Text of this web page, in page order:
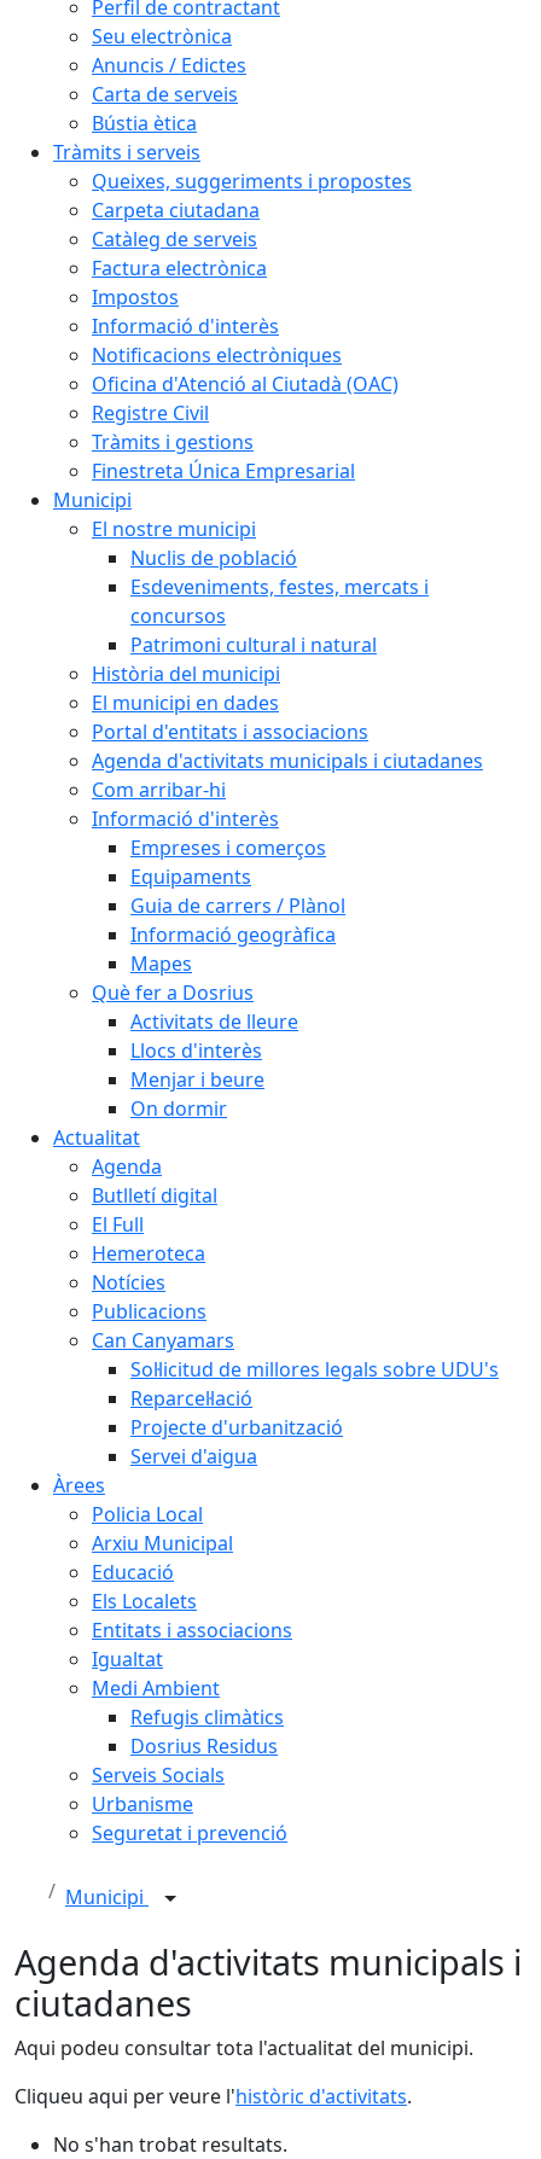
Perfil de contractant
Seu electrònica
Anuncis / Edictes
Carta de serveis
Bústia ètica
Tràmits i serveis
Queixes, suggeriments i propostes
Carpeta ciutadana
Catàleg de serveis
Factura electrònica
Impostos
Informació d'interès
Notificacions electròniques
Oficina d'Atenció al Ciutadà (OAC)
Registre Civil
Tràmits i gestions
Finestreta Única Empresarial
Municipi
El nostre municipi
Nuclis de població
Esdeveniments, festes, mercats i
concursos
Patrimoni cultural i natural
Història del municipi
El municipi en dades
Portal d'entitats i associacions
Agenda d'activitats municipals i ciutadanes
Com arribar-hi
Informació d'interès
Empreses i comerços
Equipaments
Guia de carrers / Plànol
Informació geogràfica
Mapes
Què fer a Dosrius
Activitats de lleure
Llocs d'interès
Menjar i beure
On dormir
Actualitat
Agenda
Butlletí digital
El Full
Hemeroteca
Notícies
Publicacions
Can Canyamars
Sol·licitud de millores legals sobre UDU's
Reparcel·lació
Projecte d'urbanització
Servei d'aigua
Àrees
Policia Local
Arxiu Municipal
Educació
Els Localets
Entitats i associacions
Igualtat
Medi Ambient
Refugis climàtics
Dosrius Residus
Serveis Socials
Urbanisme
Seguretat i prevenció
Municipi
Agenda d'activitats municipals i
ciutadanes
Aqui podeu consultar tota l'actualitat del municipi.
Cliqueu aqui per veure l'històric d'activitats.
No s'han trobat resultats.